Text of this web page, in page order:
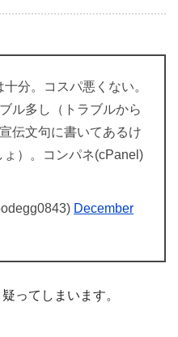
分。コスパ悪くない。
ル多し（トラブルから
伝文句に書いてあるけ
）。コンパネ(cPanel)
December
ってしまいます。